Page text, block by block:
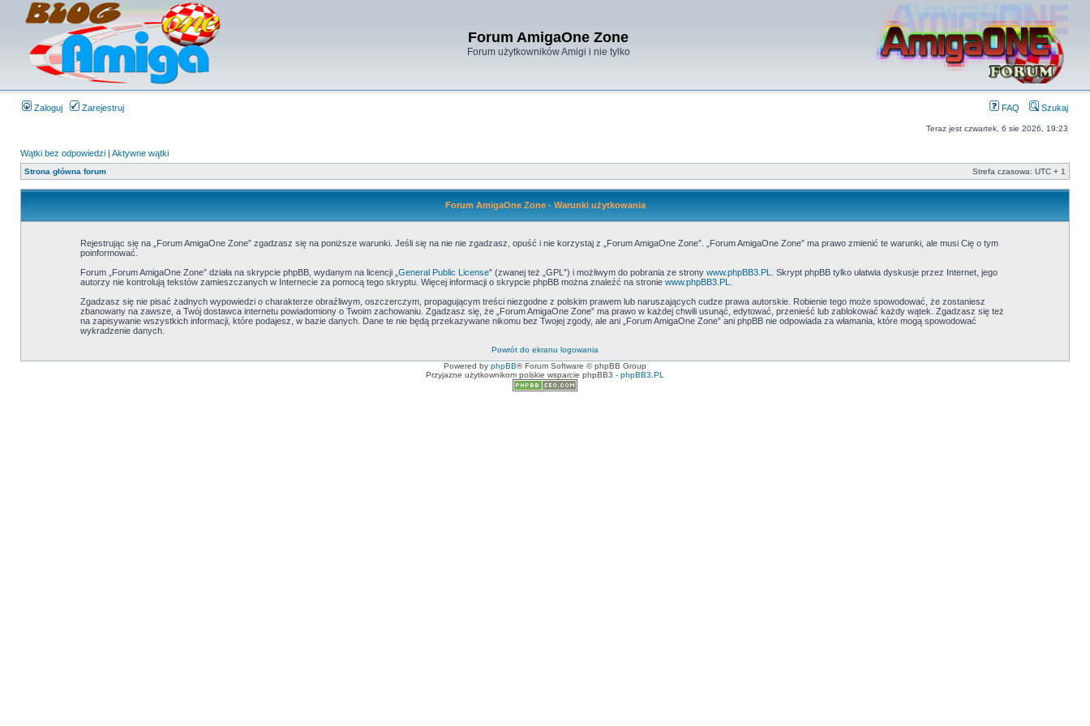
Forum AmigaOne Zone
Forum użytkowników Amigi i nie tylko
Zaloguj Zarejestruj FAQ Szukaj
Teraz jest czwartek, 6 sie 2026, 19:23
Wątki bez odpowiedzi | Aktywne wątki
Strona główna forum Strefa czasowa: UTC + 1
Forum AmigaOne Zone - Warunki użytkowania
Rejestrując się na „Forum AmigaOne Zone” zgadzasz się na poniższe warunki. Jeśli się na nie nie zgadzasz, opuść i nie korzystaj z „Forum AmigaOne Zone”. „Forum AmigaOne Zone” ma prawo zmienić te warunki, ale musi Cię o tym
poinformować.
Forum „Forum AmigaOne Zone” działa na skrypcie phpBB, wydanym na licencji „ General Public License” (zwanej też „GPL”) i możliwym do pobrania ze strony www.phpBB3.PL
. Skrypt phpBB tylko ułatwia dyskusje przez Internet, jego
autorzy nie kontrolują tekstów zamieszczanych w Internecie za pomocą tego skryptu. Więcej informacji o skrypcie phpBB można znaleźć na stronie www.phpBB3.PL
Zgadzasz się nie pisać żadnych wypowiedzi o charakterze obraźliwym, oszczerczym, propagującym treści niezgodne z polskim prawem lub naruszających cudze prawa autorskie. Robienie tego może spowodować, że zostaniesz
zbanowany na zawsze, a Twój dostawca internetu powiadomiony o Twoim zachowaniu. Zgadzasz się, że „Forum AmigaOne Zone” ma prawo w każdej chwili usunąć, edytować, przenieść lub zablokować każdy wątek. Zgadzasz się też
na zapisywanie wszystkich informacji, które podajesz, w bazie danych. Dane te nie będą przekazywane nikomu bez Twojej zgody, ale ani „Forum AmigaOne Zone” ani phpBB nie odpowiada za włamania, które mogą spowodować
wykradzenie danych.
Powrót do ekranu logowania
Powered by phpBB® Forum Software © phpBB Group
Przyjazne użytkownikom polskie wsparcie phpBB3 - phpBB3.PL